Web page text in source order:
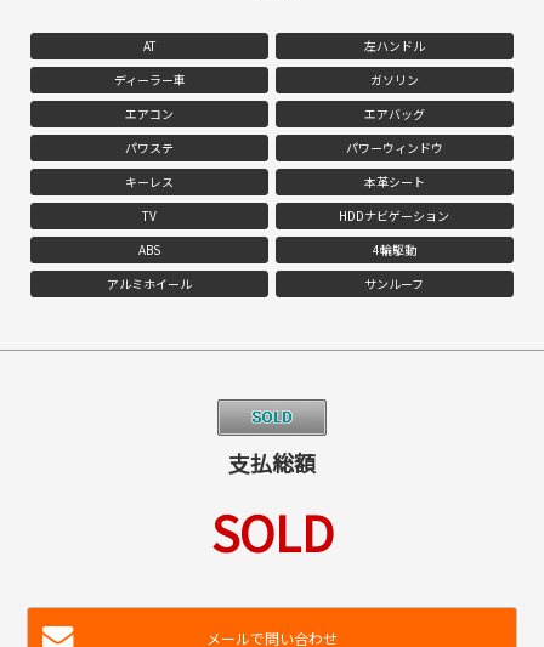
AT
左ハンドル
ディーラー車
ガソリン
エアコン
エアバッグ
パワステ
パワーウィンドウ
キーレス
本革シート
TV
HDDナビゲーション
ABS
4輪駆動
アルミホイール
サンルーフ
支払総額
SOLD
メールで問い合わせ